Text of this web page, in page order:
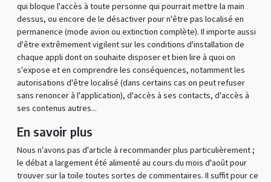
qui bloque l'accès à toute personne qui pourrait mettre la main
dessus, ou encore de le désactiver pour n'être pas localisé en
permanence (mode avion ou extinction complète). Il importe aussi
d'être extrêmement vigilent sur les conditions d'installation de
chaque appli dont on souhaite disposer et bien lire à quoi on
s'expose et en comprendre les conséquences, notamment les
autorisations d'être localisé (dans certains cas on peut refuser
sans renoncer à l'application), d'accès à ses contacts, d'accès à
ses contenus autres...
En savoir plus
Nous n'avons pas d'article à recommander plus particulièrement ;
le débat a largement été alimenté au cours du mois d'août pour
trouver sur la toile toutes sortes de commentaires. Il suffit pour ce